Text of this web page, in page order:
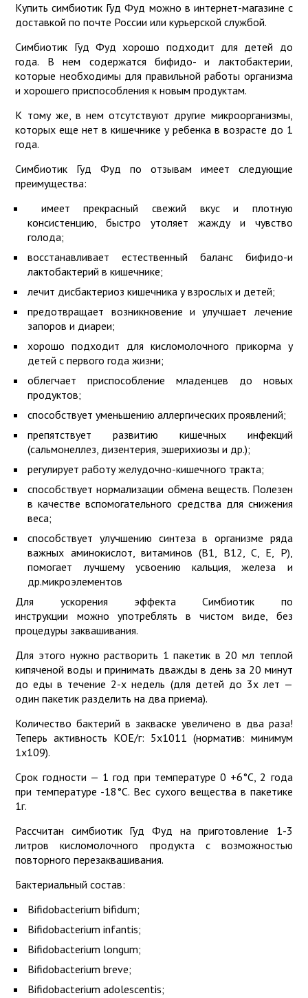
Купить симбиотик Гуд Фуд можно в интернет-магазине с
доставкой по почте России или курьерской службой.
Симбиотик Гуд Фуд хорошо подходит для детей до
года. В нем содержатся бифидо- и лактобактерии,
которые необходимы для правильной работы организма
и хорошего приспособления к новым продуктам.
К тому же, в нем отсутствуют другие микроорганизмы,
которых еще нет в кишечнике у ребенка в возрасте до 1
года.
Симбиотик Гуд Фуд по отзывам имеет следующие
преимущества:
имеет прекрасный свежий вкус и плотную
консистенцию, быстро утоляет жажду и чувство
голода;
восстанавливает естественный баланс бифидо-и
лактобактерий в кишечнике;
лечит дисбактериоз кишечника у взрослых и детей;
предотвращает возникновение и улучшает лечение
запоров и диареи;
хорошо подходит для кисломолочного прикорма у
детей с первого года жизни;
облегчает приспособление младенцев до новых
продуктов;
способствует уменьшению аллергических проявлений;
препятствует развитию кишечных инфекций
(сальмонеллез, дизентерия, эшерихиозы и др.);
регулирует работу желудочно-кишечного тракта;
способствует нормализации обмена веществ. Полезен
в качестве вспомогательного средства для снижения
веса;
способствует улучшению синтеза в организме ряда
важных аминокислот, витаминов (В1, В12, С, Е, Р),
помогает лучшему усвоению кальция, железа и
др.микроэлементов
Для ускорения эффекта Симбиотик по
инструкции можно употреблять в чистом виде, без
процедуры заквашивания.
Для этого нужно растворить 1 пакетик в 20 мл теплой
кипяченой воды и принимать дважды в день за 20 минут
до еды в течение 2-х недель (для детей до 3х лет —
один пакетик разделить на два приема).
Количество бактерий в закваске увеличено в два раза!
Теперь активность КОЕ/г: 5х1011 (норматив: минимум
1х109).
Срок годности — 1 год при температуре 0 +6°С, 2 года
при температуре -18°С. Вес сухого вещества в пакетике
1г.
Рассчитан симбиотик Гуд Фуд на приготовление 1-3
литров кисломолочного продукта с возможностью
повторного перезаквашивания.
Бактериальный состав:
Bifidobacterium bifidum;
Bifidobacterium infantis;
Bifidobacterium longum;
Bifidobacterium breve;
Bifidobacterium adolescentis;